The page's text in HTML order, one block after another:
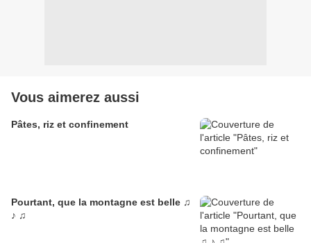
Vous aimerez aussi
Pâtes, riz et confinement
Pourtant, que la montagne est belle ♫
♪ ♫